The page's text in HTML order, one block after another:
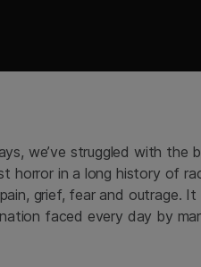
we’ve struggled with the
horror in a long history of
grief, fear and
faced every day by